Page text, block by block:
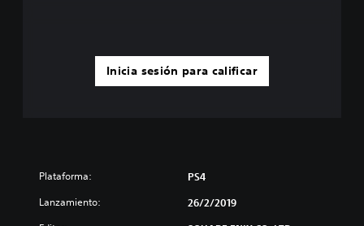
Inicia sesión para calificar
Plataforma: PS4
Lanzamiento: 26/2/2019